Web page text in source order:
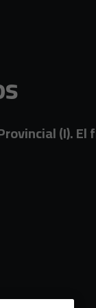
(I). El